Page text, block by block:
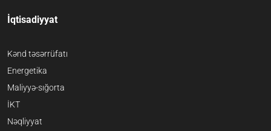
İqtisadiyyat
Kənd təsərrüfatı
Energetika
Maliyyə-sığorta
İKT
Nəqliyyat